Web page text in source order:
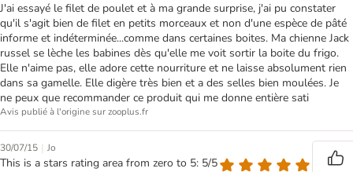
J'ai essayé le filet de poulet et à ma grande surprise, j'ai pu constater
qu'il s'agit bien de filet en petits morceaux et non d'une espèce de pâté
informe et indéterminée...comme dans certaines boites. Ma chienne Jack
russel se lèche les babines dès qu'elle me voit sortir la boite du frigo.
Elle n'aime pas, elle adore cette nourriture et ne laisse absolument rien
dans sa gamelle. Elle digère très bien et a des selles bien moulées. Je
ne peux que recommander ce produit qui me donne entière sati
Avis publié à l'origine sur zooplus.fr
30/07/15 | Jo
This is a stars rating area from zero to 5: 5/5